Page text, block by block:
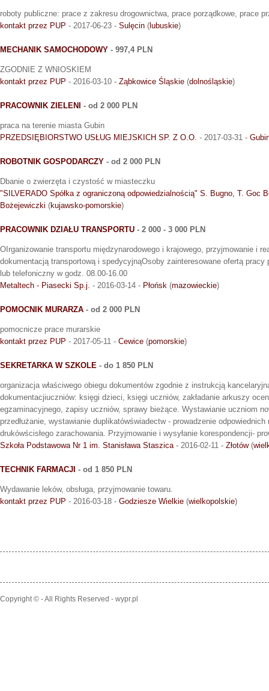
roboty publiczne: prace z zakresu drogownictwa, prace porządkowe, prace
kontakt przez PUP - 2017-06-23 - Sulęcin (lubuskie)
MECHANIK SAMOCHODOWY - 997,4 PLN
ZGODNIE Z WNIOSKIEM
kontakt przez PUP - 2016-03-10 - Ząbkowice Śląskie (dolnośląskie)
PRACOWNIK ZIELENI - od 2 000 PLN
praca na terenie miasta Gubin
PRZEDSIĘBIORSTWO USŁUG MIEJSKICH SP. Z O.O. - 2017-03-31 -
ROBOTNIK GOSPODARCZY - od 2 000 PLN
Dbanie o zwierzęta i czystość w miasteczku
"SILVERADO Spółka z ograniczoną odpowiedzialnością" S. Bugno, T. Goc
Bożejewiczki (kujawsko-pomorskie)
PRACOWNIK DZIAŁU TRANSPORTU - 2 000 - 3 000 PLN
OIrganizowanie transportu międzynarodowego i krajowego, przyjmowanie i
dokumentacją transportową i spedycyjnąOsoby zainteresowane ofertą
lub telefoniczny w godz. 08.00-16.00
Metaltech - Piasecki Sp.j. - 2016-03-14 - Płońsk (mazowieckie)
POMOCNIK MURARZA - od 2 000 PLN
pomocnicze prace murarskie
kontakt przez PUP - 2017-05-11 - Cewice (pomorskie)
SEKRETARKA W SZKOLE - do 1 850 PLN
organizacja właściwego obiegu dokumentów zgodnie z instrukcją
dokumentacjiuczniów: księgi dzieci, księgi uczniów, zakładanie arkuszy
egzaminacyjnego, zapisy uczniów, sprawy bieżące. Wystawianie uczniom
przedłużanie, wystawianie duplikatówświadectw - prowadzenie
drukówścisłego zarachowania. Przyjmowanie i wysyłanie korespondencji-
Szkoła Podstawowa Nr 1 im. Stanisława Staszica - 2016-02-11 - Złotów(
TECHNIK FARMACJI - od 1 850 PLN
Wydawanie leków, obsługa, przyjmowanie towaru.
kontakt przez PUP - 2016-03-18 - Godziesze Wielkie (wielkopolskie)
Copyright © - All Rights Reserved - wypr.pl